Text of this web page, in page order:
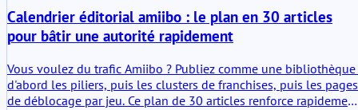
Calendrier éditorial amiibo : le plan en 30 articles
pour bâtir une autorité rapidement
Vous voulez du trafic Amiibo ? Publiez comme une bibliothèque
d'abord les piliers, puis les clusters de franchises, puis les pages
de déblocage par jeu. Ce plan de 30 articles renforce rapidement